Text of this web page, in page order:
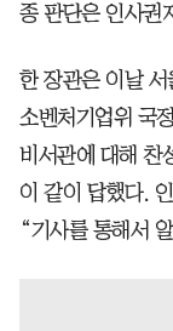
종 판단은 인사권
한 장관은 이날
소벤처기업위 국
비서관에 대해 찬
이 같이 답했다.
“기사를 통해서